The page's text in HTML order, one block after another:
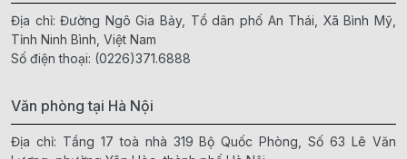
Địa chỉ: Đường Ngô Gia Bảy, Tổ dân phố An Thái, Xã Bình Mỹ,
Tỉnh Ninh Bình, Việt Nam
Số điện thoại: (0226)371.6888
Văn phòng tại Hà Nội
Địa chỉ: Tầng 17 toà nhà 319 Bộ Quốc Phòng, Số 63 Lê Văn